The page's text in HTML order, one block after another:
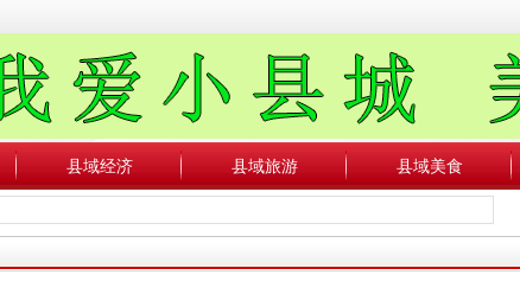
县域经济 县域旅游 县域美食